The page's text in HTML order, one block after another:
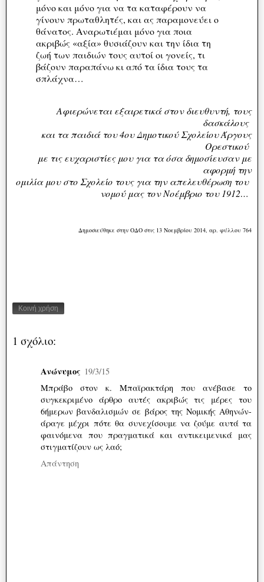
μόνο και μόνο για να τα καταφέρουν να
γίνουν πρωταθλητές, και ας παραμονεύει ο
θάνατος. Αναρωτιέμαι μόνο για ποια
ακριβώς «αξία» θυσιάζουν και την ίδια τη
ζωή των παιδιών τους αυτοί οι γονείς, τι
βάζουν παραπάνω κι από τα ίδια τους τα
σπλάχνα…
Αφιερώνεται εξαιρετικά στον διευθυντή, τους
δασκάλους
και τα παιδιά του 4ου Δημοτικού Σχολείου Άργους
Ορεστικού
με τις ευχαριστίες μου για τα όσα δημοσίευσαν με
αφορμή την
ομιλία μου στο Σχολείο τους για την απελευθέρωση του
νομού μας τον Νοέμβριο του 1912…
Δημοσιεύθηκε στην ΟΔΟ στις 13 Νοεμβρίου 2014, αρ. φύλλου 764
Κοινή χρήση
1 σχόλιο:
Ανώνυμος 19/3/15
Μπράβο στον κ. Μπαϊρακτάρη που ανέβασε το
συγκεκριμένο άρθρο αυτές ακριβώς τις μέρες του
6ήμερων βανδαλισμών σε βάρος της Νομικής Αθηνών-
άραγε μέχρι πότε θα συνεχίσουμε να ζούμε αυτά τα
φαινόμενα που πραγματικά και αντικειμενικά μας
στιγματίζουν ως λαό;
Απάντηση